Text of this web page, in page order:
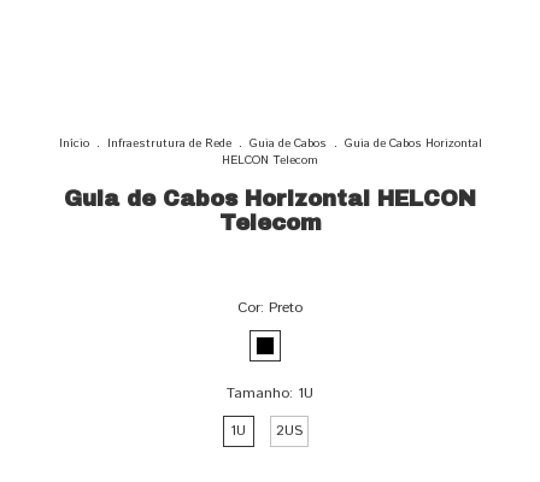
Início . Infraestrutura de Rede . Guia de Cabos . Guia de Cabos Horizontal
HELCON Telecom
Guia de Cabos Horizontal HELCON
Telecom
Cor: Preto
Tamanho: 1U
1U
2US